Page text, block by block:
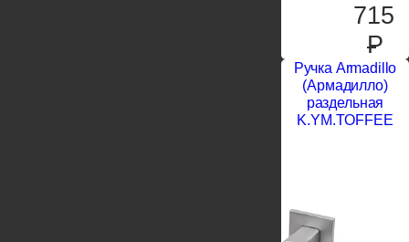
715
P
Ручка Armadillo
(Армадилло)
раздельная
K.YM.TOFFEE